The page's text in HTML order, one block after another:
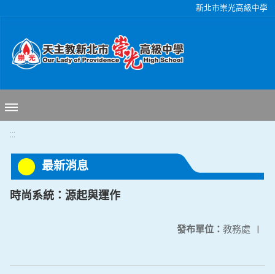
新北市崇光高級中學
:::
最新消息
時尚系統：源起與運作
發布單位： 教務處 |